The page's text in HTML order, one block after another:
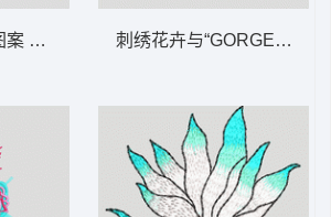
靓花 汉服 刺绣花卉与“GORGEOUS”